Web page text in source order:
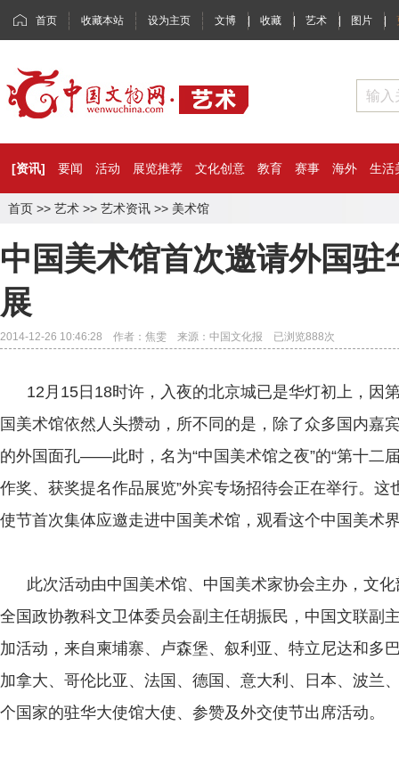
首页 收藏本站 设为主页 文博 | 收藏 | 艺术 | 图片 |
[资讯] 要闻 活动 展览推荐 文化创意 教育 赛事 海外 生活
首页 >> 艺术 >> 艺术资讯 >> 美术馆
中国美术馆首次邀请外国驻
展
2014-12-26 10:46:28 作者：焦雯 来源：中国文化报 已浏览888次
12月15日18时许，入夜的北京城已是华灯初上，因
国美术馆依然人头攒动，所不同的是，除了众多国内嘉
的外国面孔——此时，名为“中国美术馆之夜”的“第十二
作奖、获奖提名作品展览”外宾专场招待会正在举行。
使节首次集体应邀走进中国美术馆，观看这个中国美术
此次活动由中国美术馆、中国美术家协会主办，文化
全国政协教科文卫体委员会副主任胡振民，中国文联副
加活动，来自柬埔寨、卢森堡、叙利亚、特立尼达和多
加拿大、哥伦比亚、法国、德国、意大利、日本、波兰
个国家的驻华大使馆大使、参赞及外交使节出席活动。